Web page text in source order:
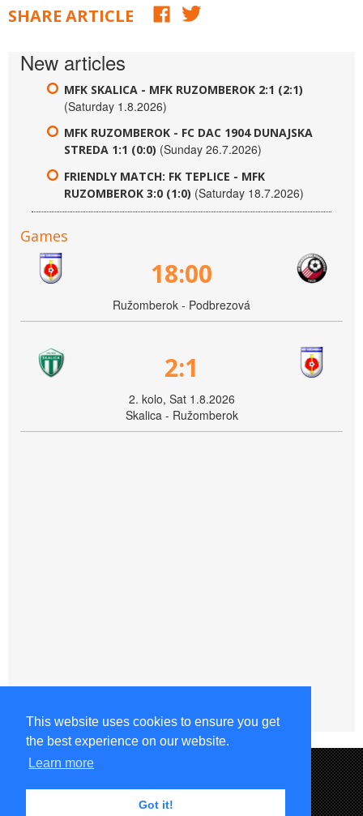
This website uses cookies to ensure you get
the best experience on our website.
Learn more
Got it!
SHARE ARTICLE
New articles
MFK SKALICA - MFK RUZOMBEROK 2:1 (2:1)
(Saturday 1.8.2026)
MFK RUZOMBEROK - FC DAC 1904 DUNAJSKA
STREDA 1:1 (0:0) (Sunday 26.7.2026)
FRIENDLY MATCH: FK TEPLICE - MFK
RUZOMBEROK 3:0 (1:0) (Saturday 18.7.2026)
Games
18:00
Ružomberok - Podbrezová
2:1
2. kolo, Sat 1.8.2026
Skalica - Ružomberok